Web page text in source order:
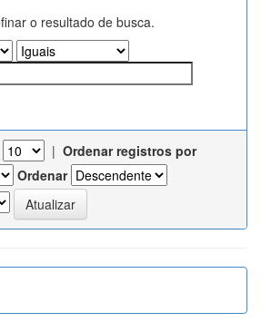
o resultado de busca.
| Ordenar registros por
Ordenar